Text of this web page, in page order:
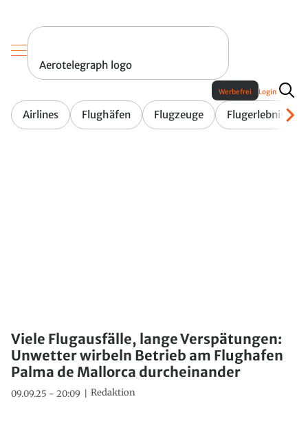
Aerotelegraph logo
Airlines Flughäfen Flugzeuge Flugerlebnis
Werbefrei Login
Viele Flugausfälle, lange Verspätungen:
Unwetter wirbeln Betrieb am Flughafen
Palma de Mallorca durcheinander
09.09.25 - 20:09 Redaktion